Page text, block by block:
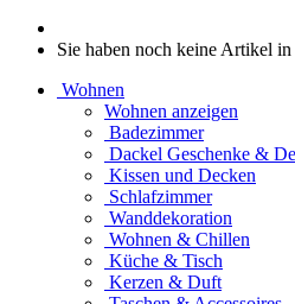
Sie haben noch keine Artikel
Wohnen
Wohnen anzeigen
Badezimmer
Dackel Geschenke &
Kissen und Decken
Schlafzimmer
Wanddekoration
Wohnen & Chillen
Küche & Tisch
Kerzen & Duft